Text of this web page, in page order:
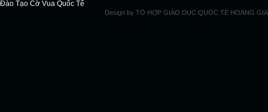
Đào Tạo Cờ Vua Quốc Tế
Design by TỔ HỢP GIÁO DỤC QUỐC TẾ HOÀNG GIA